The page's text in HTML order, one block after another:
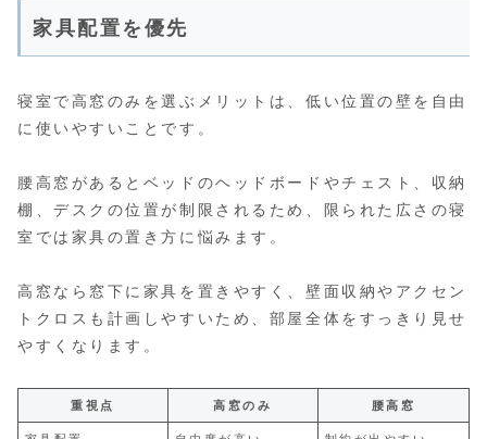
家具配置を優先
寝室で高窓のみを選ぶメリットは、低い位置の壁を自由
に使いやすいことです。
腰高窓があるとベッドのヘッドボードやチェスト、収納
棚、デスクの位置が制限されるため、限られた広さの寝
室では家具の置き方に悩みます。
高窓なら窓下に家具を置きやすく、壁面収納やアクセン
トクロスも計画しやすいため、部屋全体をすっきり見せ
やすくなります。
重視点 高窓のみ 腰高窓